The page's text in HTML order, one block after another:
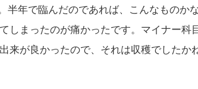
半年で臨んだのであれば、こんなものかな
しまったのが痛かったです。マイナー科
来が良かったので、それは収穫でしたかね